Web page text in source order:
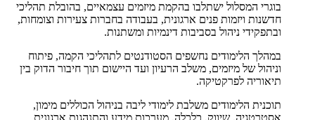
בוגרי המסלול ישתלבו בהקמת מיזמים עצמאיים, בהובלת תהליכי
חדשנות ויזמות פנים ארגונית, בעבודה בחברות צעירות וצומחות,
ובתפקידי ניהול בסביבות דינמיות ומשתנות.
במהלך הלימודים נחשפים הסטודנטים לתהליכי הקמה, פיתוח
וניהול של מיזמים, משלב הרעיון ועד היישום תוך חיבור הדוק בין
תיאוריה לפרקטיקה.
תוכנית הלימודים משלבת לימודי ליבה בניהול הכוללים מימון,